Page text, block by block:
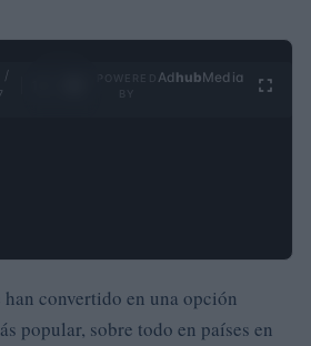
/
Ad hubMedia
han convertido en una opción
popular, sobre todo en países en